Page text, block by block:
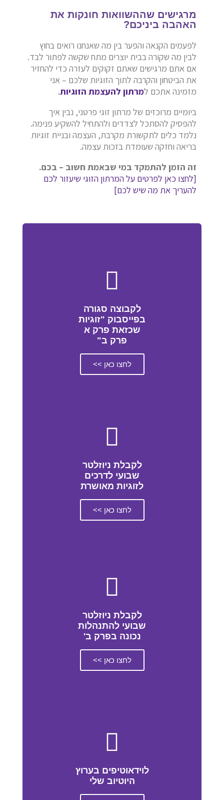
מרגישים שההשוואות חונקות את
האהבה ביניכם?
לפעמים הקנאה והפער בין מה שאנחנו רואים בחוץ
לבין מה שקורה בבית יוצרים מתח שקשה לפתור לבד.
אם אתם מרגישים שאתם זקוקים לעזרה כדי להחזיר
את הביטחון והקרבה לתוך הזוגיות שלכם – אני
מזמינה אתכם למרתון להעצמת הזוגיות.
ביומיים מרוכזים של מרתון זוגי פרטני, נבין איך
להפסיק להסתכל לצדדים ולהתחיל להשקיע פנימה.
נלמד כלים לתקשורת מקרבת, העצמה ובניית זוגיות
בריאה וחזקה שעומדת בזכות עצמה.
זה הזמן להתמקד במי שבאמת חשוב – בכם.
[לחצו כאן לפרטים על המרתון הזוגי שיעזור לכם
להעריך את מה שיש לכם]
לקבוצה סגורה
בפייסבוק "זוגיות
שכזאת פרק א
פרק ב"
לחצו כאן >>
לקבלת ניוזלטר
שבועי לדרכים
לזוגיות מאושרת
לחצו כאן >>
לקבלת ניוזלטר
שבועי להתנהלות
נכונה בפרק ב'
לחצו כאן >>
לוידאוטיפים בערוץ
היוטיוב שלי